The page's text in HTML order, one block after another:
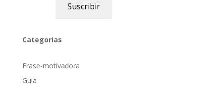
Suscribir
Categorias
Frase-motivadora
Guia